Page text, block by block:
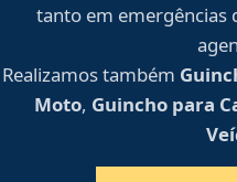
tanto em emergências
Realizamos também
Moto, Guincho para